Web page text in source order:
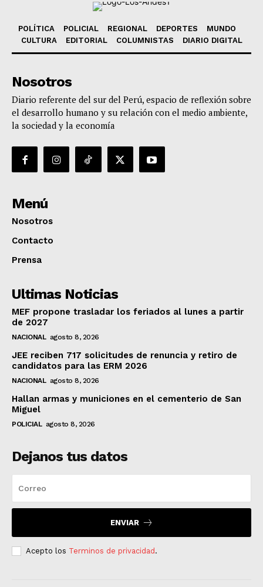
POLÍTICA POLICIAL REGIONAL DEPORTES
MUNDO
CULTURA
EDITORIAL COLUMNISTAS DIARIO DIGITAL
Nosotros
Diario referente del sur del Perú, espacio de reflexión sobre
el desarrollo humano y su relación con el medio ambiente,
la sociedad y la economía
Menú
Nosotros
Contacto
Prensa
Ultimas Noticias
MEF propone trasladar los feriados al lunes a partir
de 2027
NACIONAL agosto 8, 2026
JEE reciben 717 solicitudes de renuncia y retiro de
candidatos para las ERM 2026
NACIONAL agosto 8, 2026
Hallan armas y municiones en el cementerio de San
Miguel
POLICIAL agosto 8, 2026
Dejanos tus datos
ENVIAR
Acepto los Terminos de privacidad.